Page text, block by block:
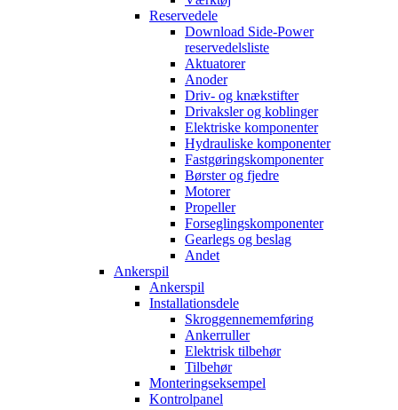
Reservedele
Download Side-Power
reservedelsliste
Aktuatorer
Anoder
Driv- og knækstifter
Drivaksler og koblinger
Elektriske komponenter
Hydrauliske komponenter
Fastgøringskomponenter
Børster og fjedre
Motorer
Propeller
Forseglingskomponenter
Gearlegs og beslag
Andet
Ankerspil
Ankerspil
Installationsdele
Skroggennememføring
Ankerruller
Elektrisk tilbehør
Tilbehør
Monteringseksempel
Kontrolpanel